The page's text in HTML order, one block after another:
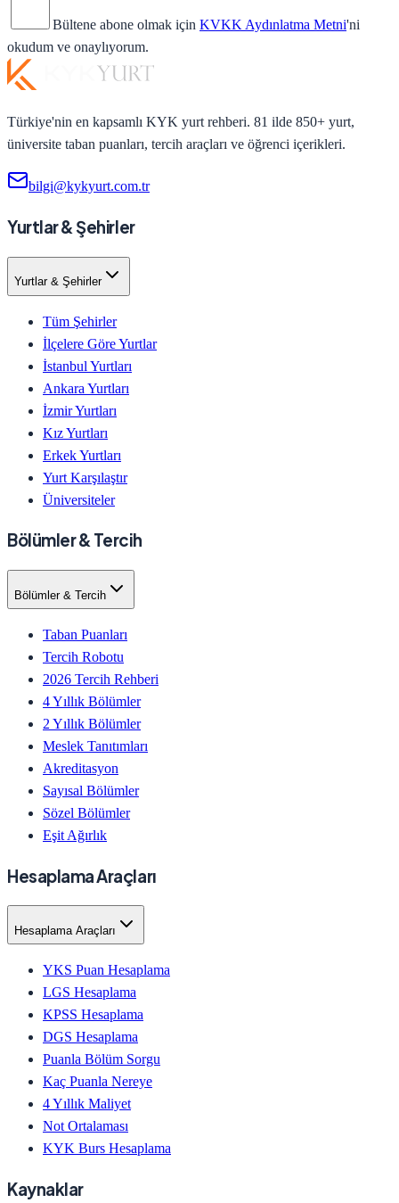
Bültene abone olmak için KVKK Aydınlatma Metni'ni
okudum ve onaylıyorum.
Türkiye'nin en kapsamlı KYK yurt rehberi. 81 ilde 850+ yurt,
üniversite taban puanları, tercih araçları ve öğrenci içerikleri.
bilgi@kykyurt.com.tr
Yurtlar & Şehirler
Yurtlar & Şehirler
Tüm Şehirler
İlçelere Göre Yurtlar
İstanbul Yurtları
Ankara Yurtları
İzmir Yurtları
Kız Yurtları
Erkek Yurtları
Yurt Karşılaştır
Üniversiteler
Bölümler & Tercih
Bölümler & Tercih
Taban Puanları
Tercih Robotu
2026 Tercih Rehberi
4 Yıllık Bölümler
2 Yıllık Bölümler
Meslek Tanıtımları
Akreditasyon
Sayısal Bölümler
Sözel Bölümler
Eşit Ağırlık
Hesaplama Araçları
Hesaplama Araçları
YKS Puan Hesaplama
LGS Hesaplama
KPSS Hesaplama
DGS Hesaplama
Puanla Bölüm Sorgu
Kaç Puanla Nereye
4 Yıllık Maliyet
Not Ortalaması
KYK Burs Hesaplama
Kaynaklar